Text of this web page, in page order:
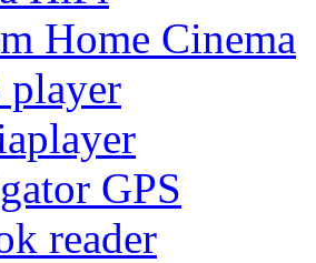
Home Cinema
player
GPS
reader